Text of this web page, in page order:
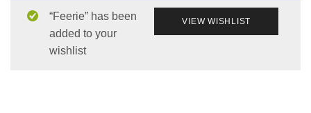
VIEW WISHLIST
“Feerie” has been
added to your
wishlist